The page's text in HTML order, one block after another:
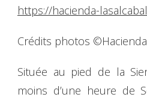
https://hacienda-
Crédits photos
Située au pied de la
moins d’une heure de